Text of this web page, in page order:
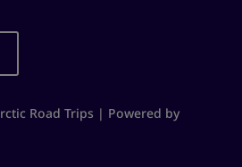
Road Trips | Powered by